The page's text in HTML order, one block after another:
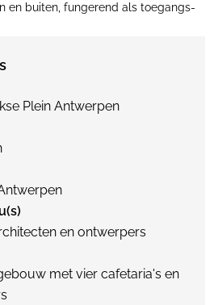
en buiten, fungerend als toegangs-
Plein Antwerpen
en ontwerpers
met vier cafetaria's en